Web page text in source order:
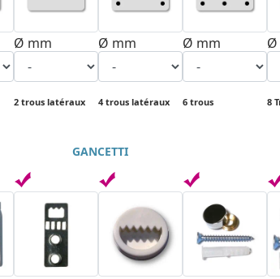
Ø mm
2 trous latéraux
Ø mm
4 trous latéraux
Ø mm
6 trous
Ø
8
GANCETTI